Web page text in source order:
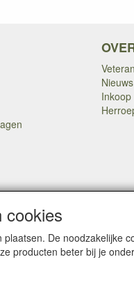
Nieuws
Inkoop
Company
cookies
De
producten beter bij je